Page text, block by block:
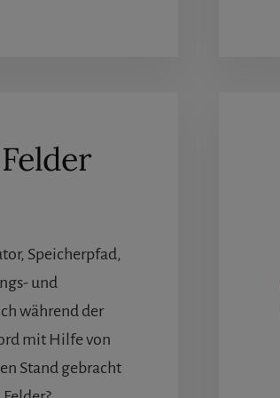
Speicherpfad,
und
während der
mit Hilfe von
Stand gebracht